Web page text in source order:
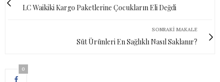
LC Waikiki Kargo Paketlerine Çocukların Eli Değdi
SONRAKI MAKALE
Süt Ürünleri En Sağlıklı Nasıl Saklanır?
0